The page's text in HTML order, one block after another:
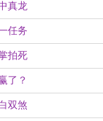
真龙
任务
拍死
了？
双煞